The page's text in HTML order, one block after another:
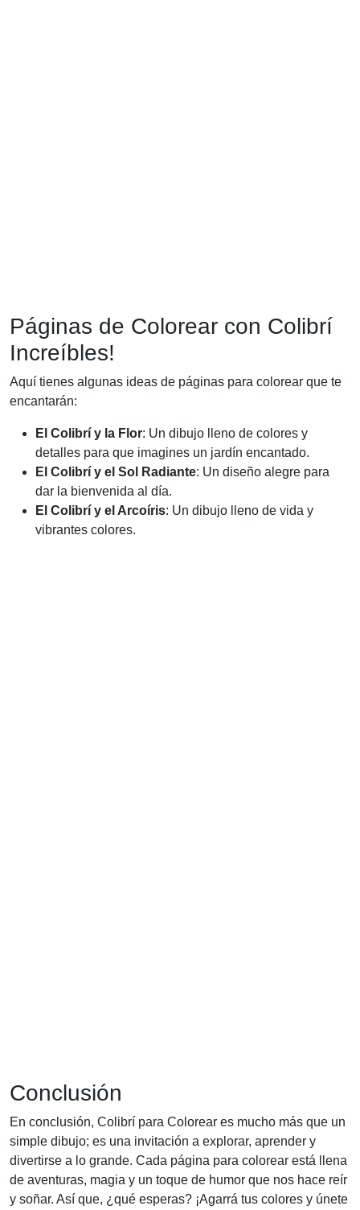
Páginas de Colorear con Colibrí
Increíbles!
Aquí tienes algunas ideas de páginas para colorear que te
encantarán:
El Colibrí y la Flor: Un dibujo lleno de colores y
detalles para que imagines un jardín encantado.
El Colibrí y el Sol Radiante: Un diseño alegre para
dar la bienvenida al día.
El Colibrí y el Arcoíris: Un dibujo lleno de vida y
vibrantes colores.
Conclusión
En conclusión, Colibrí para Colorear es mucho más que un
simple dibujo; es una invitación a explorar, aprender y
divertirse a lo grande. Cada página para colorear está llena
de aventuras, magia y un toque de humor que nos hace reír
y soñar. Así que, ¿qué esperas? ¡Agarrá tus colores y únete